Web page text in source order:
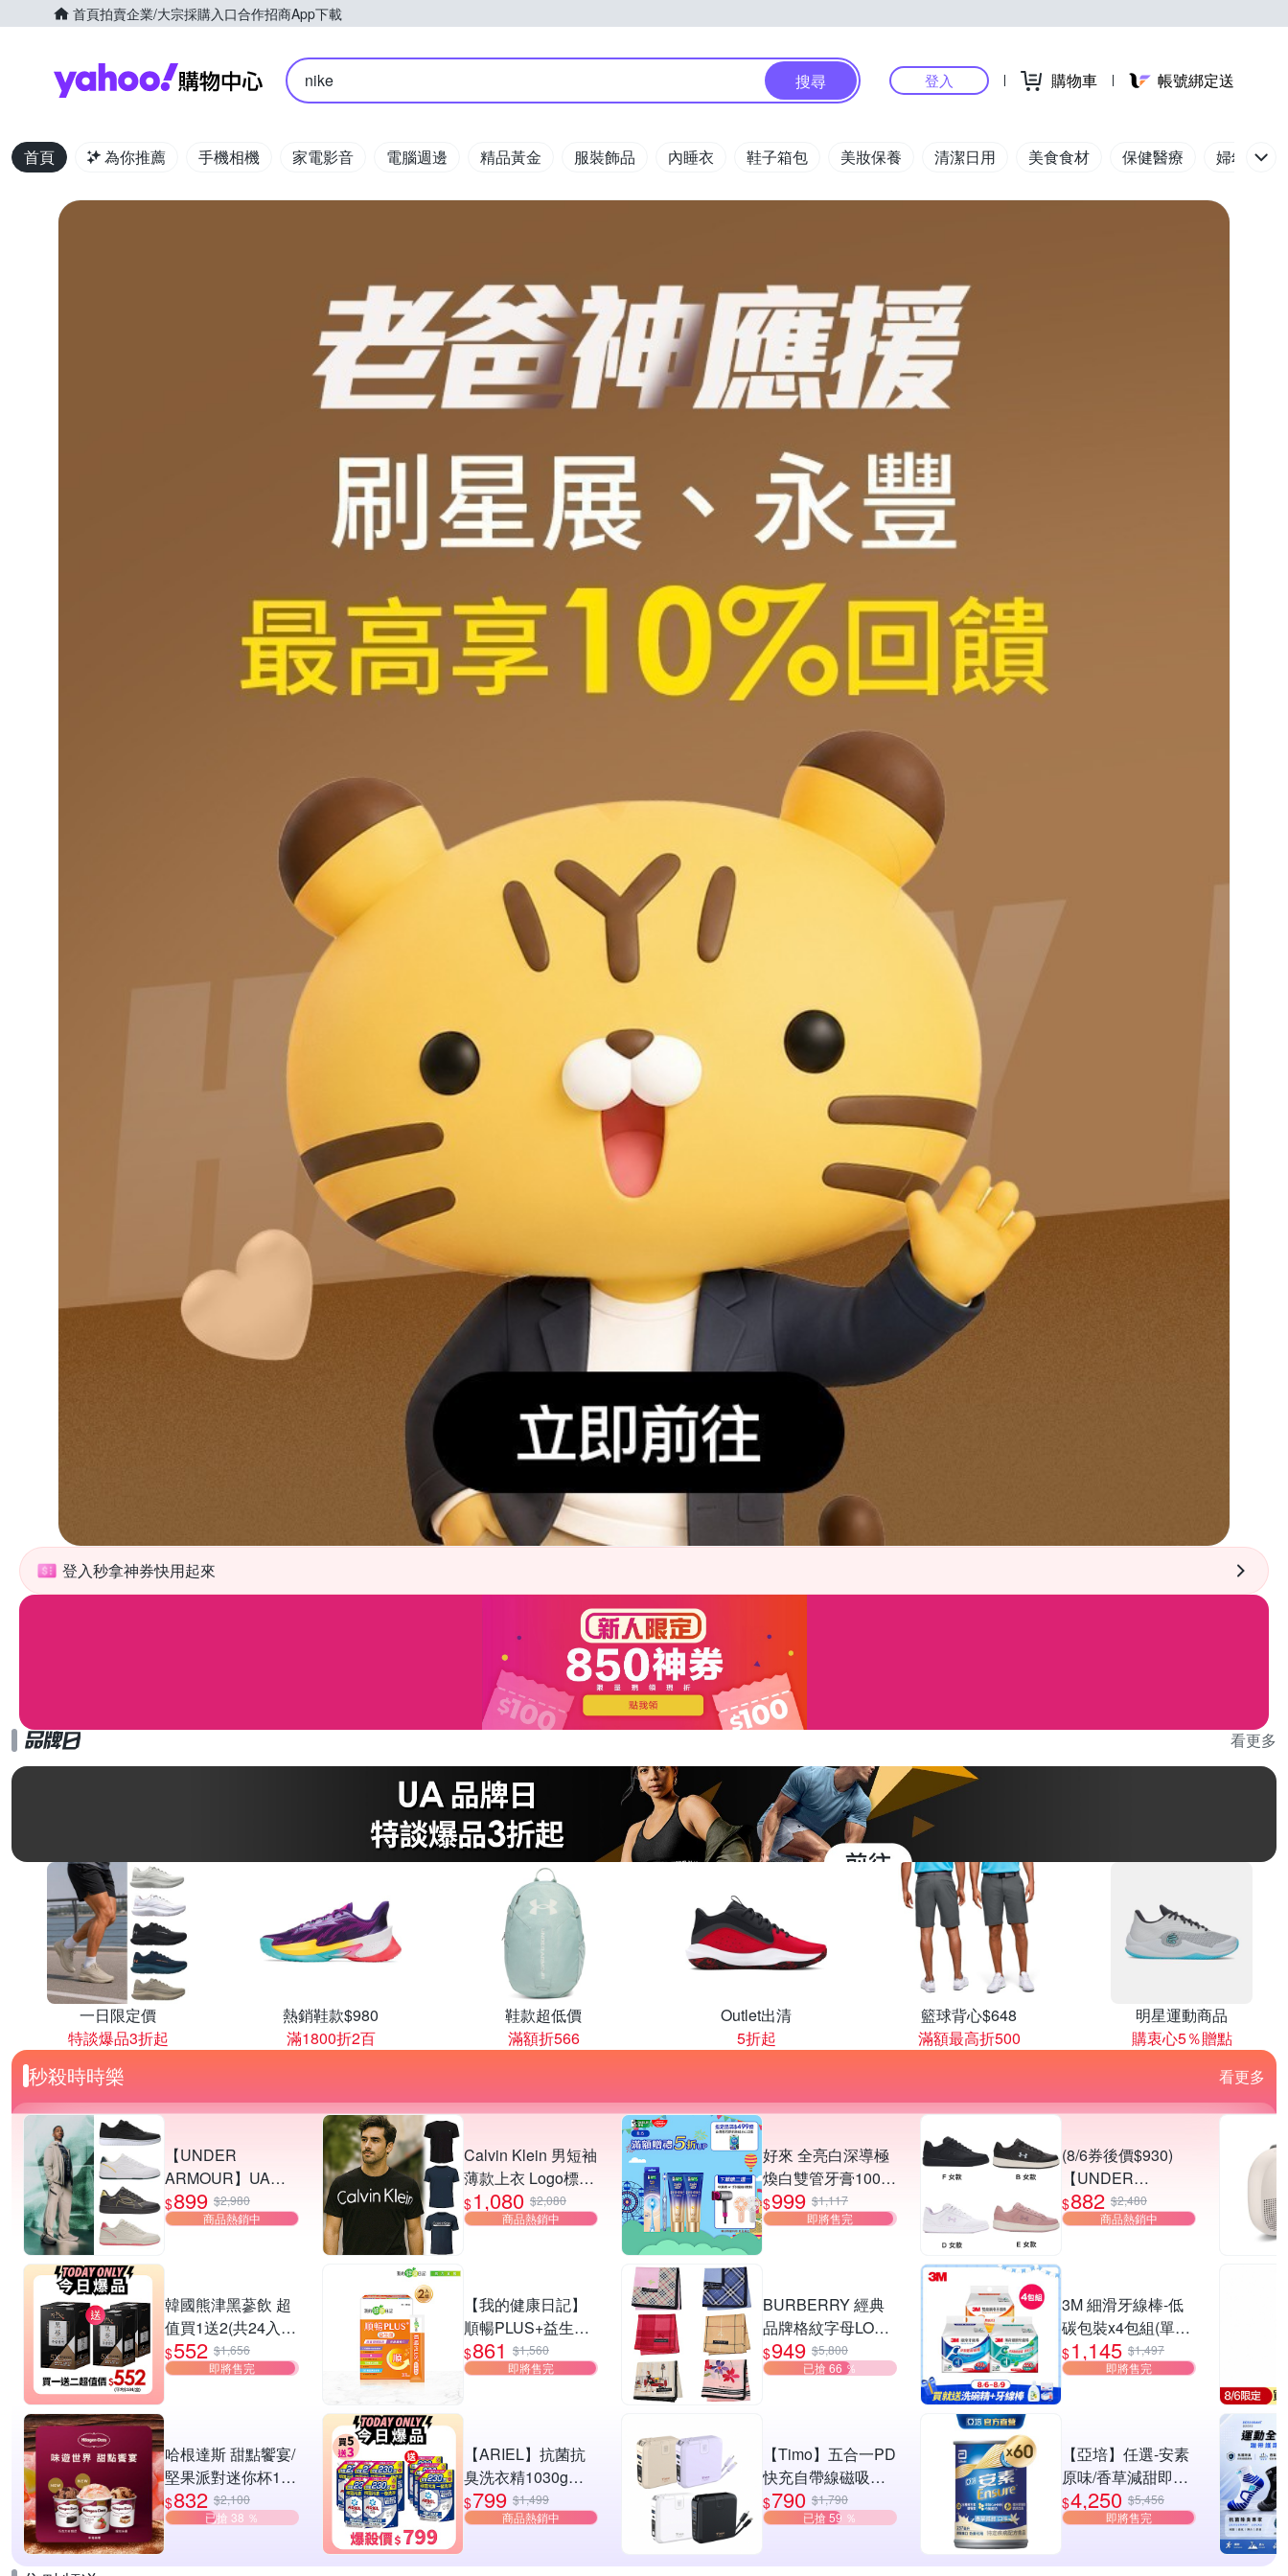
首頁拍賣企業/大宗採購入口合作招商App下載
Yahoo購物中心
nike 搜尋 登入 購物車 帳號綁定送
首頁 為你推薦 手機相機 家電影音 電腦週邊 精品黃金 服裝飾品 內睡衣 鞋子箱包 美妝保養 清潔日用 美食食材 保健醫療 婦幼玩具
登入秒拿神券快用起來
看更多
一日限定價
特談爆品3折起
熱銷鞋款$980
滿1800折2百
鞋款超低價
滿額折566
Outlet出清
5折起
籃球背心$648
滿額最高折500
明星運動商品
購衷心5％贈點
秒殺時時樂 看更多
【UNDER
ARMOUR】UA
Tempo 運動休閒鞋
多款任選
$899 $2,980
商品熱銷中
韓國熊津黑蔘飲 超
值買1送2(共24入
組)
$552 $1,656
即將售完
哈根達斯 甜點饗宴/
堅果派對迷你杯16
入組 任選
$832 $2,100
已搶 38 ％
Calvin Klein 男短袖
薄款上衣 Logo標誌
圓領上衣 CK短
袖/CK上衣-多款多
$1,080 $2,080
商品熱銷中
【我的健康日記】
順暢PLUS+益生菌
x2盒（30入/盒)
$861 $1,560
即將售完
【ARIEL】抗菌抗
臭洗衣精1030g補
充包 X8 (抗菌去漬/
室內晾曬) 兩款任選
$799 $1,499
商品熱銷中
好來 全亮白深導極
煥白雙管牙膏100g
2入+全亮白深導藍
光牙刷
$999 $1,117
即將售完
BURBERRY 經典
品牌格紋字母LOGO
圖騰帕領巾
$949 $5,800
已搶 66 ％
【Timo】五合一PD
快充自帶線磁吸行
動電源
10000mAh_37Wh_
$790 $1,790
已搶 59 ％
(8/6券後價$930)
【UNDER
ARMOUR】UA
Official 休閒鞋 男女
$882 $2,480
商品熱銷中
3M 細滑牙線棒-低
碳包裝x4包組(單線
1600支/薄荷1400
支/雙線1400支)
$1,145 $1,497
即將售完
【亞培】任選-安素
原味/香草減甜即飲
HMB升級配方
237ml x30入x2箱
體力、三重優蛋白)
$4,250 $5,456
即將售完